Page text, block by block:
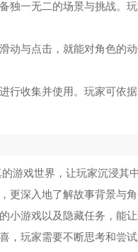
独一无二的场景与挑战。
动与点击，就能对角色的
行收集并使用。玩家可依
游戏世界，让玩家沉浸其中
更深入地了解故事背景与
游戏以及隐藏任务，能
，玩家需要不断思考和尝试